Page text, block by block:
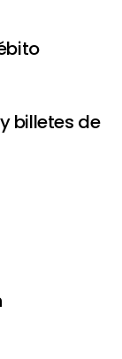
billetes de